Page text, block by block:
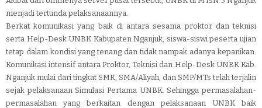
menjadi tertunda pelaksanaannya.
Berkat komunikasi yang baik di antara sesama proktor dan teknisi
serta Help-Desk UNBK Kabupaten Nganjuk, siswa-siswi peserta ujian
tetap dalam kondisi yang tenang dan tidak nampak adanya kepanikan.
Komunikasi intensif antara Proktor, Teknisi dan Help-Desk UNBK Kab.
Nganjuk mulai dari tingkat SMK, SMA/Aliyah, dan SMP/MTs telah terjalin
sejak pelaksanaan Simulasi Pertama UNBK. Sehingga permasalahan-
permasalahan yang berkaitan dengan pelaksanaan UNBK baik